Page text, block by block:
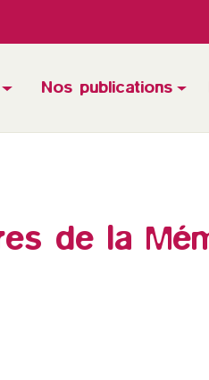
Nos publications
de la